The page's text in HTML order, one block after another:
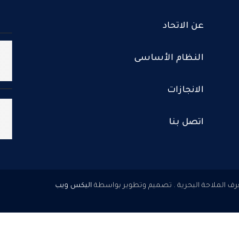
عن الاتحاد
النظام الأساسى
الانجازات
اتصل بنا
اليكس ويب